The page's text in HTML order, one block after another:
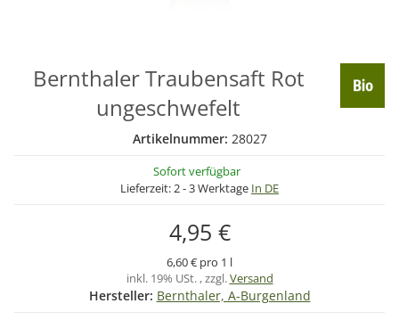
Bernthaler Traubensaft Rot
ungeschwefelt
Artikelnummer: 28027
Sofort verfügbar
Lieferzeit:2 - 3 Werktage In DE
4,95 €
6,60 € pro 1 l
inkl. 19% USt. , zzgl.Versand
Hersteller: Bernthaler, A-Burgenland